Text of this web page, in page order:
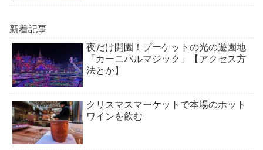
新着記事
夜だけ開園！プーケットの光の遊園地
「カーニバルマジック」【アクセス方
法とか】
クリスマスマーケットで本場のホット
ワインを飲む